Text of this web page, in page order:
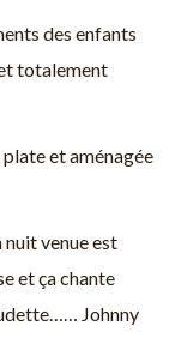
des enfants
totalement
et aménagée
nuit venue est
et ça chante
Johnny